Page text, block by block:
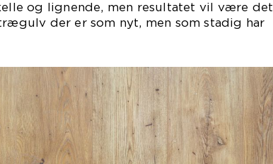
og lignende, men resultatet vil være det
der er som nyt, men som stadig har